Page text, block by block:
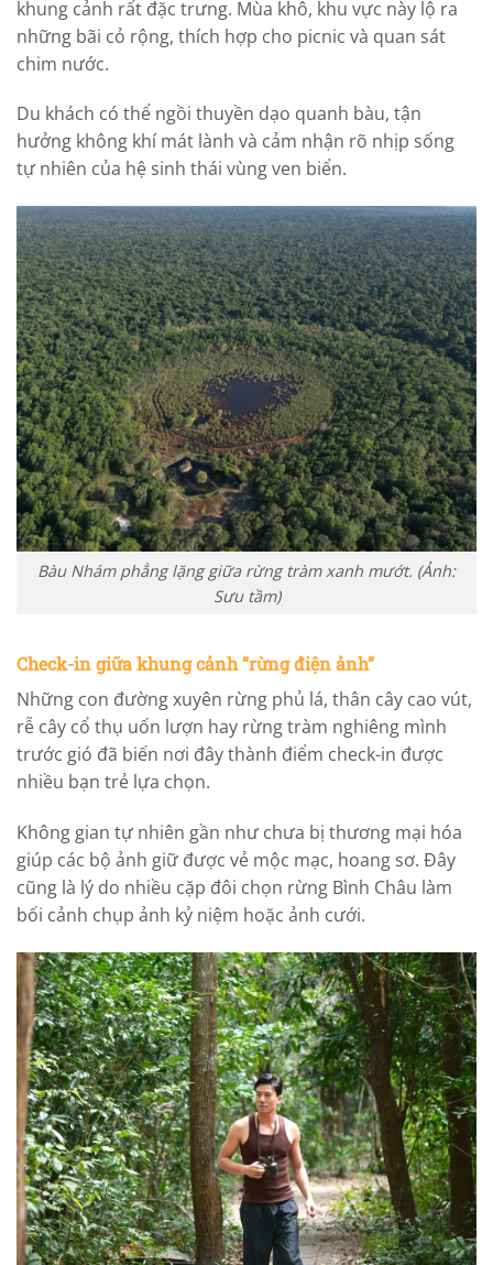
khung cảnh rất đặc trưng. Mùa khô, khu vực này lộ ra
những bãi cỏ rộng, thích hợp cho picnic và quan sát
chim nước.
Du khách có thể ngồi thuyền dạo quanh bàu, tận
hưởng không khí mát lành và cảm nhận rõ nhịp sống
tự nhiên của hệ sinh thái vùng ven biển.
Bàu Nhám phẳng lặng giữa rừng tràm xanh mướt. (Ảnh:
Sưu tầm)
Check-in giữa khung cảnh “rừng điện ảnh”
Những con đường xuyên rừng phủ lá, thân cây cao vút,
rễ cây cổ thụ uốn lượn hay rừng tràm nghiêng mình
trước gió đã biến nơi đây thành điểm check-in được
nhiều bạn trẻ lựa chọn.
Không gian tự nhiên gần như chưa bị thương mại hóa
giúp các bộ ảnh giữ được vẻ mộc mạc, hoang sơ. Đây
cũng là lý do nhiều cặp đôi chọn rừng Bình Châu làm
bối cảnh chụp ảnh kỷ niệm hoặc ảnh cưới.